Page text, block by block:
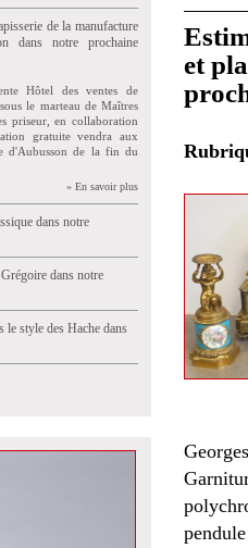
de la manufacture
dans notre prochaine
Hôtel des ventes de
le marteau de Maîtres
priseur, en collaboration
gratuite vendra aux
d'Aubusson de la fin du
» En savoir plus
dans notre
dans notre
style des Hache dans
et